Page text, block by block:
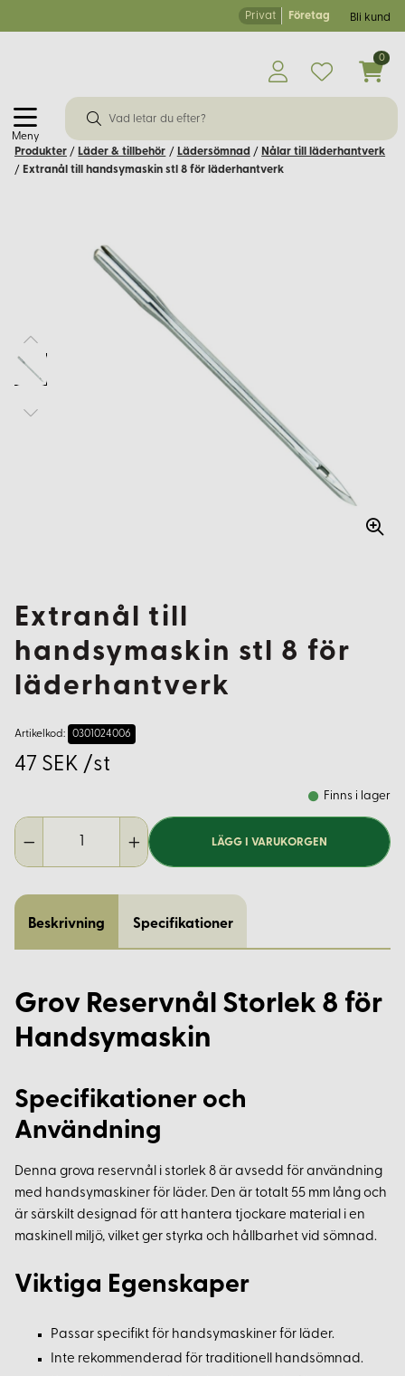
Privat Företag Bli kund
Meny
0
Produkter / Läder & tillbehör / Lädersömnad / Nålar till läderhantverk
/ Extranål till handsymaskin stl 8 för läderhantverk
Extranål till
handsymaskin stl 8 för
läderhantverk
Artikelkod: 0301024006
47 SEK /st
Finns i lager
LÄGG I VARUKORGEN
Beskrivning Specifikationer
Grov Reservnål Storlek 8 för
Handsymaskin
Specifikationer och
Användning
Denna grova reservnål i storlek 8 är avsedd för användning
med handsymaskiner för läder. Den är totalt 55 mm lång och
är särskilt designad för att hantera tjockare material i en
maskinell miljö, vilket ger styrka och hållbarhet vid sömnad.
Viktiga Egenskaper
Passar specifikt för handsymaskiner för läder.
Inte rekommenderad för traditionell handsömnad.